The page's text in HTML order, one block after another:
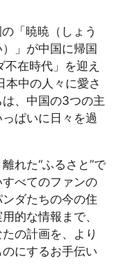
「暁暁（しょう
」が中国に帰国
在時代」を迎え
本中の人々に愛さ
、中国の3つの主
ぱいに日々を過
れた“ふるさと”で
べてのファンの
ダたちの今の住
的な情報まで、
の計画を、より
にするお手伝い